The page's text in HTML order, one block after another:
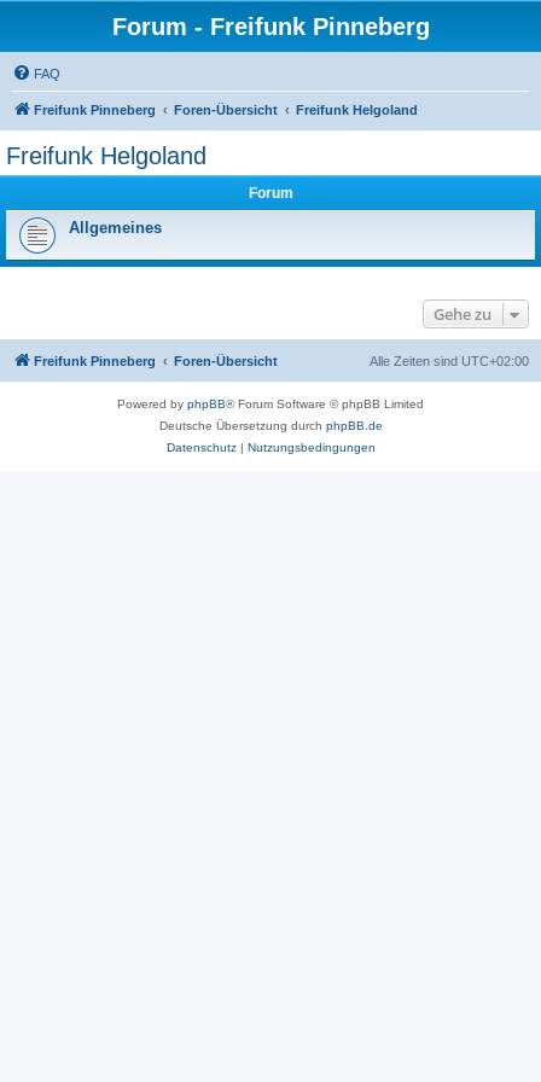
Forum - Freifunk Pinneberg
FAQ
Freifunk Pinneberg Foren-Übersicht Freifunk Helgoland
Freifunk Helgoland
Forum
Allgemeines
Gehe zu
Freifunk Pinneberg Foren-Übersicht Alle Zeiten sind UTC+02:00
Powered by phpBB® Forum Software © phpBB Limited
Deutsche Übersetzung durch phpBB.de
Datenschutz| Nutzungsbedingungen